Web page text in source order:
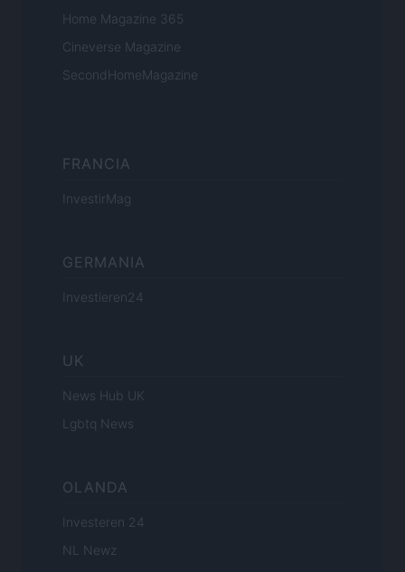
Home Magazine 365
Cineverse Magazine
SecondHomeMagazine
FRANCIA
InvestirMag
GERMANIA
Investieren24
UK
News Hub UK
Lgbtq News
OLANDA
Investeren 24
NL Newz